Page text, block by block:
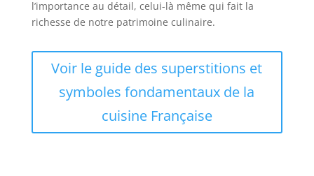
l’importance au détail, celui-là même qui fait la
richesse de notre patrimoine culinaire.
Voir le guide des superstitions et
symboles fondamentaux de la
cuisine Française